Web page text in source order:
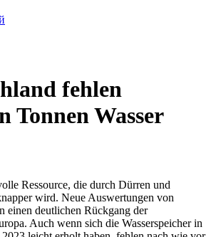
fehlen
Tonnen Wasser
Ressource, die durch Dürren und
wird. Neue Auswertungen von
einen deutlichen Rückgang der
Auch wenn sich die Wasserspeicher in